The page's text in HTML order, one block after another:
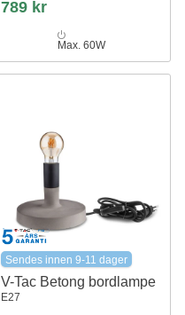
789 kr
Max. 60W
Sendes innen 9-11 dager
V-Tac Betong bordlampe
E27